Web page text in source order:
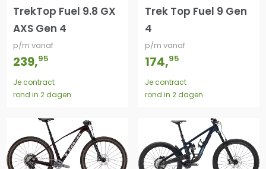
TrekTop Fuel 9.8 GX
AXS Gen 4
p/m vanaf
239,95
Je contract
rond in 2 dagen
Trek Top Fuel 9 Gen
4
p/m vanaf
174,95
Je contract
rond in 2 dagen